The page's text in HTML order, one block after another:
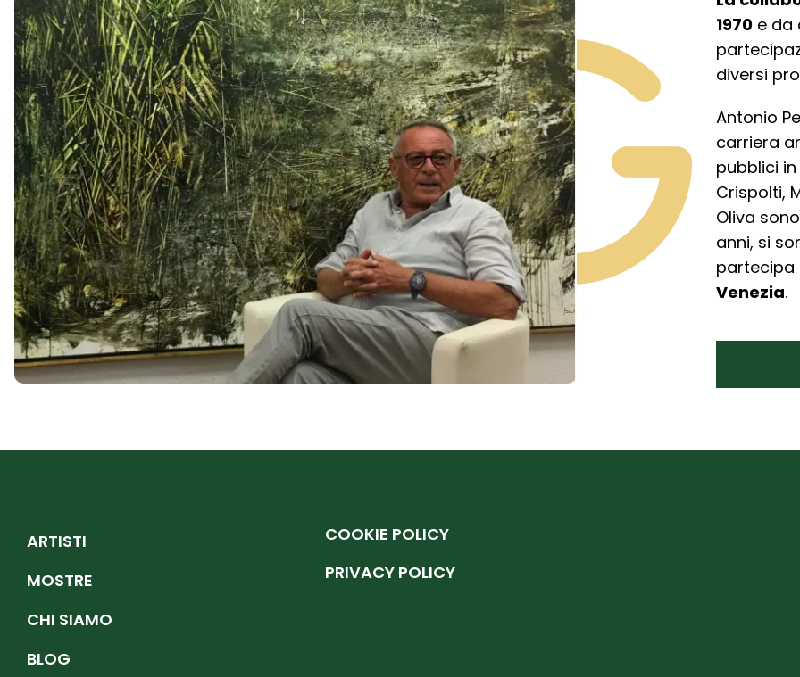
1970e da
diversi
Antonio
carriera
pubblici in
Crispolti,
Oliva
anni, si
Venezia.
ARTISTI
MOSTRE
CHI SIAMO
BLOG
COOKIE POLICY
PRIVACY POLICY